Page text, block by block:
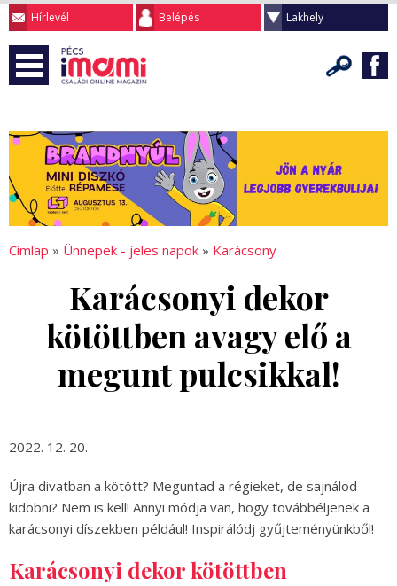
Hírlevél Belépés Lakhely
Címlap » Ünnepek - jeles napok » Karácsony
Karácsonyi dekor
kötöttben avagy elő a
megunt pulcsikkal!
2022. 12. 20.
Újra divatban a kötött? Meguntad a régieket, de sajnálod
kidobni? Nem is kell! Annyi módja van, hogy továbbéljenek a
karácsonyi díszekben például! Inspirálódj gyűjteményünkből!
Karácsonyi dekor kötöttben